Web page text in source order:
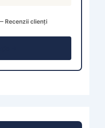
Recenzii clienți